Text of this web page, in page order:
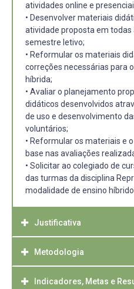
atividades online e
• Desenvolver materiais
atividade proposta em todas
semestre letivo;
• Reformular os materiais
correções necessárias para
híbrida;
• Avaliar o planejamento
didáticos desenvolvidos
de uso e desenvolvimento
voluntários;
• Reformular os materiais e
base nas avaliações
• Solicitar ao colegiado de
das turmas da disciplina
modalidade de ensino híbrido.
Justificativa
A ocorrência do contexto
distanciamento entre as
necessária e talvez
Metodologia
O projeto unificado proposto
Indicadores, Metas e